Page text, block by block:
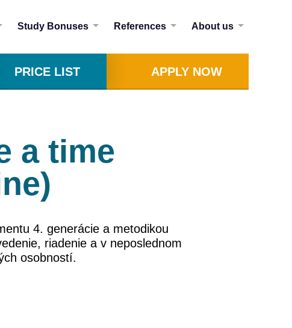
Study Bonuses References About us
PRICE LIST APPLY NOW
a time
4. generácie a metodikou
riadenie a v neposlednom
osobností.